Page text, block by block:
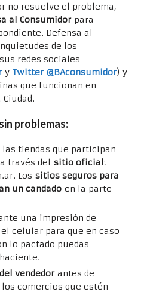
no resuelve el problema,
al Consumidorpara
Defensa al
de los
redes sociales
y Twitter @BAconsumidor) y
que funcionan en
Ciudad.
problemas:
las tiendas que participan
través del sitio oficial:
Los sitios seguros para
un candado en la parte
una impresión de
celular para que en caso
lo pactado puedas
vendedorantes de
comercios que estén